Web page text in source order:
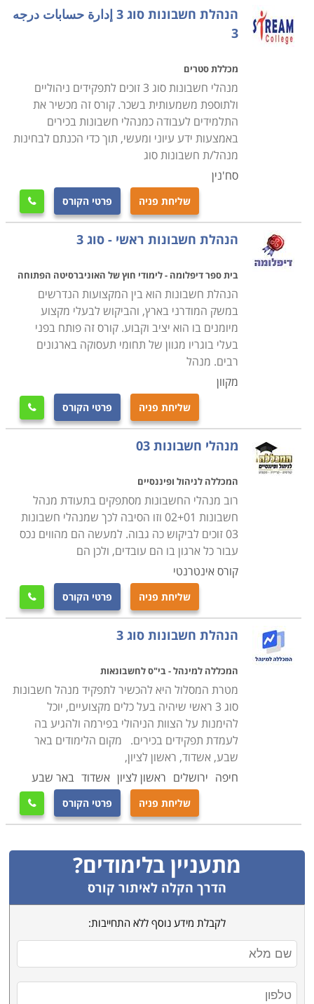
מתן דגש על השקעות בניירות ערך וניתוח דו"חות כספיים
ברמה גבוהה, לימודי חשבונאות, לימודי ייעוץ מס, חשבונאות
פיננסית, לימודי חשבות שכר, בקרה, ניהול המיסוי, ניתוח
דוח"ות כספיים והבנת המשמעות של ההתחייבות של העסק
למול ההכנסות ביצירת המאזן באופן מדויק, יעיל ומאורגן.
כל מוסדות הלימוד מציעים למעשה מערך זהה, המכין
לקראת מבחני ההסמכה של משרד הכלכלה. תכניות הלימוד
השונות נבדלות זו מזו בעיקר בנפח התרגול המונחה
והבונוסים הפרקטיים מחוץ לנושאי הלימוד למבחן.
קורס מעשי בהנהלת חשבונות הוא אחד ממסלולי הלימוד
המבוקשים ביותר שאינם אקדמיים. שפע של בתי ספר,
מכללות ומוסדות מציעים אפשרויות נוחות ללימודים, ולרוב
ניתן בנקל לשלב אותם תוך כדי המשך עבודה. רוב הקורסים
אורכים כמאתיים שעות לימוד או קצת יותר, ומוצעים בשפע
של מתכונות המאפשרות לכל אחד ואחת למצוא את הזמן
הנכון והנוח עבורם.
קורס מקצועי זה הנו מבוקש ביותר, שכן מדובר במקצוע
מוביל בכל ארגון או עסק, המאפשר קידום מקצועי מתבקש
לבעלי מקצוע הבסיסי. תמיד יש ביקוש בשוק התעסוקה
לאנשים בעלי ידע בתחום, ובהתאמה, לימודי קורס הנהלת
נתניה, הרצליה, כפר סבא, תל אביב, ירושלים, באר שבע
ואילת ובעוד מקומות לימוד רבים נוספים.
הנהלת חשבונות סוג 3 إدارة حسابات درجه
3
מכללת סטרים
מנהלי חשבונות סוג 3 זוכים לתפקידים ניהוליים
ולתוספת משמעותית בשכר. קורס זה מכשיר את
התלמידים לעבודה כמנהלי חשבונות בכירים
באמצעות ידע עיוני ומעשי, תוך כדי הכנתם לבחינות
מנהל/ת חשבונות סוג
סח'נין
שליחת פניה פרטי הקורס 
הנהלת חשבונות ראשי - סוג 3
בית ספר דיפלומה - לימודי חוץ של האוניברסיטה הפתוחה
הנהלת חשבונות הוא בין המקצועות הנדרשים
במשק המודרני בארץ, והביקוש לבעלי מקצוע
מיומנים בו הוא יציב וקבוע. קורס זה פותח בפני
בעלי בוגריו מגוון של תחומי תעסוקה בארגונים
רבים. מנהל
מקוון
שליחת פניה פרטי הקורס 
מנהלי חשבונות 03
המכללה לניהול ופיננסיים
רוב מנהלי החשבונות מסתפקים בתעודת מנהל
חשבונות 02+01 וזו הסיבה לכך שמנהלי חשבונות
03 זוכים לביקוש כה גבוה. למעשה הם מהווים נכס
עבור כל ארגון בו הם עובדים, ולכן הם
קורס אינטרנטי
שליחת פניה פרטי הקורס 
הנהלת חשבונות סוג 3
המכללה למינהל - בי"ס לחשבונאות
מטרת המסלול היא להכשיר לתפקיד מנהל חשבונות
סוג 3 ראשי שיהיה בעל כלים מקצועיים, יוכל
להימנות על הצוות הניהולי בפירמה ולהגיע בה
לעמדת תפקידים בכירים. מקום הלימודים באר
שבע, אשדוד, ראשון לציון,
חיפה ירושלים ראשון לציון אשדוד באר שבע
שליחת פניה פרטי הקורס 
מתעניין בלימודים?
הדרך הקלה לאיתור קורס
לקבלת מידע נוסף ללא התחייבות: